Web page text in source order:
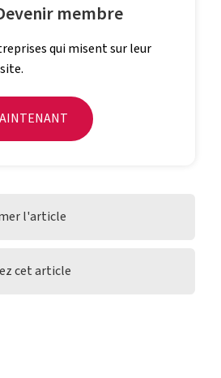
membre
qui misent sur leur
l'article
cet article